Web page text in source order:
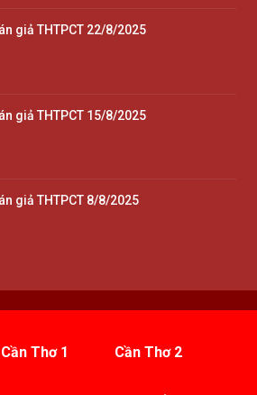
giả THTPCT 22/8/2025
giả THTPCT 15/8/2025
giả THTPCT 8/8/2025
Cần Thơ 1 Cần Thơ 2